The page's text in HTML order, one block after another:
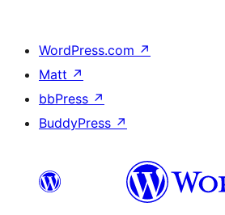
WordPress.com ↗
Matt ↗
bbPress ↗
BuddyPress ↗